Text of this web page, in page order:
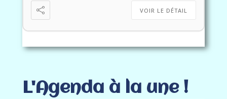
VOIR LE DÉTAIL
L'Agenda à la une !